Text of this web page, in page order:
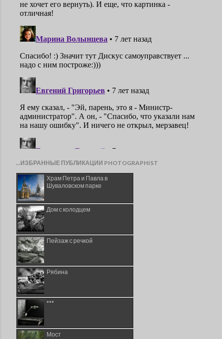
...ИЗБРАННЫЕ ПУБЛИКАЦИИ PHOTOGRAPHIST
Храм Петра и Павла в
Шуваловском парке
Дом с колодцем
Пейзаж с речкой
Рябина
***
Мост